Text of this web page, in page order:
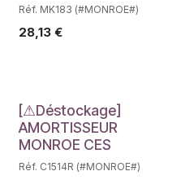
Réf. MK183 (#MONROE#)
28,13 €
Déstockage
[⚠Déstockage]
AMORTISSEUR
MONROE CES
Réf. C1514R (#MONROE#)